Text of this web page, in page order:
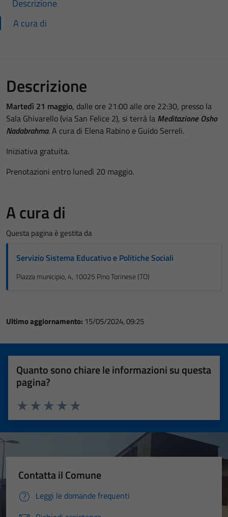
Descrizione
A cura di
Descrizione
Martedì 21 maggio, dalle ore 21:00 alle ore 22:30, presso la
Sala Ghivarello (via San Felice 2), si terrà la Meditazione Osho
Nadabrahma. A cura di Elena Rabino e Guido Serreli.
Iniziativa gratuita.
Prenotazioni entro lunedì 20 maggio.
A cura di
Questa pagina è gestita da
Servizio Sistema Educativo e Politiche Sociali
Piazza municipio, 4, 10025 Pino Torinese (TO)
Ultimo aggiornamento: 15/05/2024, 09:25
Quanto sono chiare le informazioni su questa
pagina?
Valuta 5 stelle su 5
Valuta 4 stelle su 5
Valuta 3 stelle su 5
Valuta 2 stelle su 5
Valuta 1 stelle su 5
Contatta il Comune
Leggi le domande frequenti